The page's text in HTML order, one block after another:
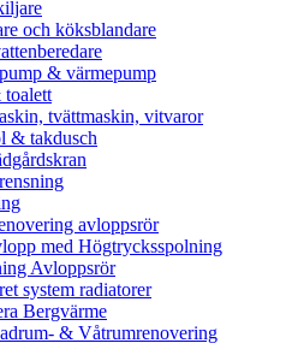
och köksblandare
& värmepump
toalett
tvättmaskin, vitvaror
& takdusch
avloppsrör
med Högtrycksspolning
Avloppsrör
system radiatorer
Bergvärme
& Våtrumrenovering